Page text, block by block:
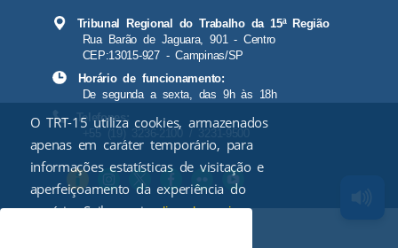
Tribunal Regional do Trabalho da 15ª Região
Rua Barão de Jaguara, 901 - Centro
CEP:13015-927 - Campinas/SP
Horário de funcionamento:
De segunda a sexta, das 9h às 18h
Telefones:
+55 (19) 3236-2100 / 3231-9500
O TRT-15 utiliza cookies, armazenados
apenas em caráter temporário, para
informações estatísticas de visitação e
aperfeiçoamento da experiência do
usuário. Saiba maisclicando aqui.